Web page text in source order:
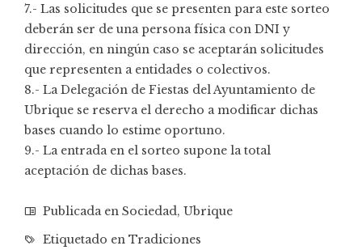
7.- Las solicitudes que se presenten para este sorteo
deberán ser de una persona física con DNI y
dirección, en ningún caso se aceptarán solicitudes
que representen a entidades o colectivos.
8.- La Delegación de Fiestas del Ayuntamiento de
Ubrique se reserva el derecho a modificar dichas
bases cuando lo estime oportuno.
9.- La entrada en el sorteo supone la total
aceptación de dichas bases.
Publicada en Sociedad, Ubrique
Etiquetado en Tradiciones